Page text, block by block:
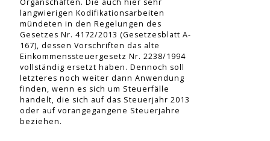
langwierigen Kodifikationsarbeiten
mündeten in den Regelungen des
Gesetzes Nr. 4172/2013 (Gesetzesblatt A-
167), dessen Vorschriften das alte
Einkommenssteuergesetz Nr. 2238/1994
vollständig ersetzt haben. Dennoch soll
letzteres noch weiter dann Anwendung
finden, wenn es sich um Steuerfälle
handelt, die sich auf das Steuerjahr 2013
oder auf vorangegangene Steuerjahre
beziehen.